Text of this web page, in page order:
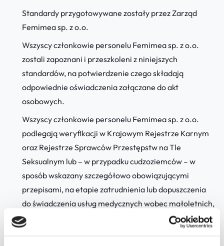
Standardy przygotowywane zostały przez Zarząd
Femimea sp. z o.o.
Wszyscy członkowie personelu Femimea sp. z o.o.
zostali zapoznani i przeszkoleni z niniejszych
standardów, na potwierdzenie czego składają
odpowiednie oświadczenia załączane do akt
osobowych.
Wszyscy członkowie personelu Femimea sp. z o.o.
podlegają weryfikacji w Krajowym Rejestrze Karnym
oraz Rejestrze Sprawców Przestępstw na Tle
Seksualnym lub – w przypadku cudzoziemców – w
sposób wskazany szczegółowo obowiązującymi
przepisami, na etapie zatrudnienia lub dopuszczenia
do świadczenia usług medycznych wobec małoletnich,
jak również okresowo, co zostaje należycie